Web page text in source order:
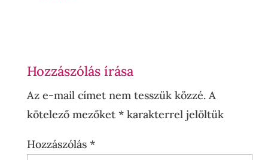
Hozzászólás írása
Az e-mail címet nem tesszük közzé. A
kötelező mezőket *karakterrel jelöltük
Hozzászólás *